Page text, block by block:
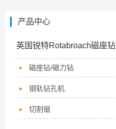
产品中心
英国锐特Rotabroach磁座钻
磁座钻/磁力钻
钢轨钻孔机
切割锯